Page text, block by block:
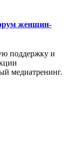
женщин-
поддержку и
медиатренинг.